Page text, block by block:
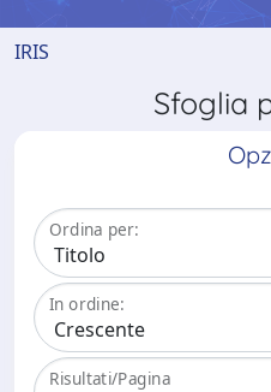
IRIS
Sfoglia
Ordina per:
In ordine:
Risultati/Pagina